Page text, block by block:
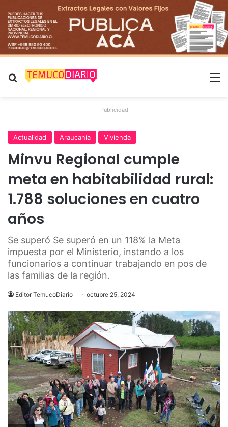
Buscar por
Publicidad
Actualidad Araucanía Vivienda
Minvu Regional cumple
meta en habitabilidad rural:
1.788 soluciones en cuatro
años
Se superó Se superó en un 118% la Meta
impuesta por el Ministerio, instando a los
funcionarios a continuar trabajando en pos de
las familias de la región.
Editor TemucoDiario octubre 25, 2024